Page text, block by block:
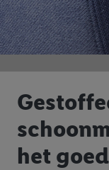
het goed